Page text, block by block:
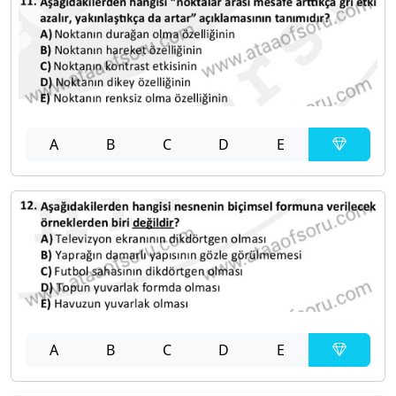
A B C D E
A B C D E